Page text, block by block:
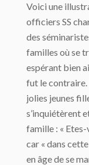
Voici une
officiers SS
des
familles où se
espérant bien
fut le contraire.
jolies jeunes
s’inquiétèrent
famille : « Etes-
car « dans
en âge de se